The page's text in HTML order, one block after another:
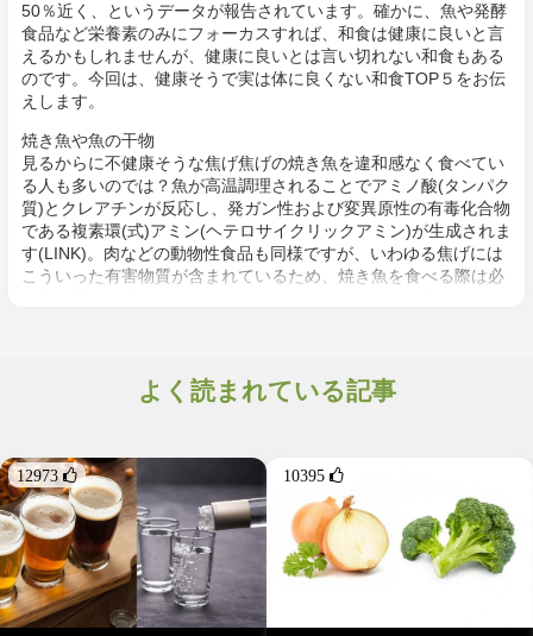
50％近く、というデータが報告されています。確かに、魚や発酵
食品など栄養素のみにフォーカスすれば、和食は健康に良いと言
えるかもしれませんが、健康に良いとは言い切れない和食もある
のです。今回は、健康そうで実は体に良くない和食TOP５をお伝
えします。
焼き魚や魚の干物
見るからに不健康そうな焦げ焦げの焼き魚を違和感なく食べてい
る人も多いのでは？魚が高温調理されることでアミノ酸(タンパク
質)とクレアチンが反応し、発ガン性および変異原性の有毒化合物
である複素環(式)アミン(ヘテロサイクリックアミン)が生成されま
す(LINK)。肉などの動物性食品も同様ですが、いわゆる焦げには
こういった有害物質が含まれているため、焼き魚を食べる際は必
よく読まれている記事
12973  10395 